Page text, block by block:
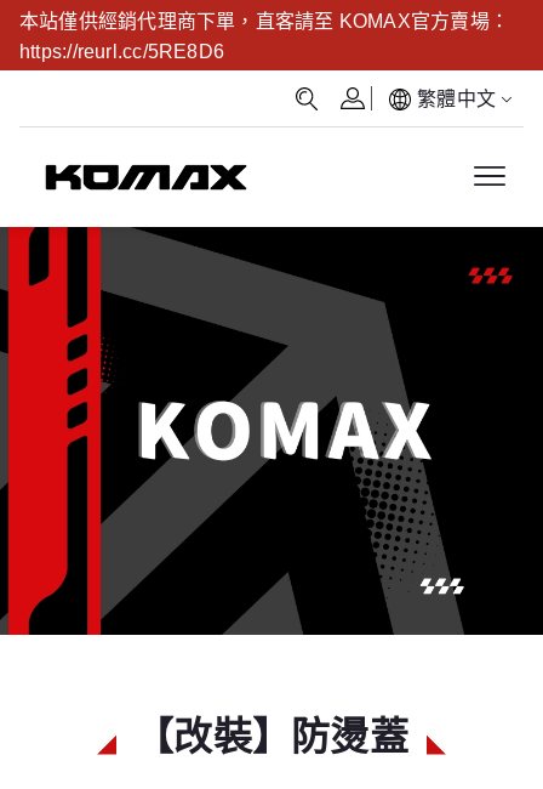
本站僅供經銷代理商下單，直客請至 KOMAX官方賣場：
https://reurl.cc/5RE8D6
繁體中文
【改裝】防燙蓋